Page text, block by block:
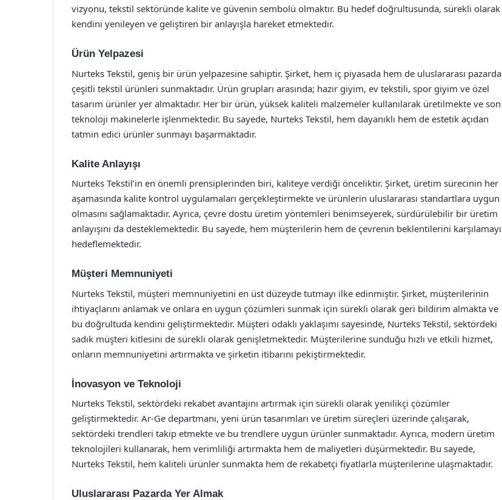
vizyonu, tekstil sektöründe kalite ve güvenin sembolü olmaktır. Bu hedef doğrultusunda, sürekli olarak
kendini yenileyen ve geliştiren bir anlayışla hareket etmektedir.
Ürün Yelpazesi
Nurteks Tekstil, geniş bir ürün yelpazesine sahiptir. Şirket, hem iç piyasada hem de uluslararası pazarda
çeşitli tekstil ürünleri sunmaktadır. Ürün grupları arasında; hazır giyim, ev tekstili, spor giyim ve özel
tasarım ürünler yer almaktadır. Her bir ürün, yüksek kaliteli malzemeler kullanılarak üretilmekte ve son
teknoloji makinelerle işlenmektedir. Bu sayede, Nurteks Tekstil, hem dayanıklı hem de estetik açıdan
tatmin edici ürünler sunmayı başarmaktadır.
Kalite Anlayışı
Nurteks Tekstil’in en önemli prensiplerinden biri, kaliteye verdiği önceliktir. Şirket, üretim sürecinin her
aşamasında kalite kontrol uygulamaları gerçekleştirmekte ve ürünlerin uluslararası standartlara uygun
olmasını sağlamaktadır. Ayrıca, çevre dostu üretim yöntemleri benimseyerek, sürdürülebilir bir üretim
anlayışını da desteklemektedir. Bu sayede, hem müşterilerin hem de çevrenin beklentilerini karşılamayı
hedeflemektedir.
Müşteri Memnuniyeti
Nurteks Tekstil, müşteri memnuniyetini en üst düzeyde tutmayı ilke edinmiştir. Şirket, müşterilerinin
ihtiyaçlarını anlamak ve onlara en uygun çözümleri sunmak için sürekli olarak geri bildirim almakta ve
bu doğrultuda kendini geliştirmektedir. Müşteri odaklı yaklaşımı sayesinde, Nurteks Tekstil, sektördeki
sadık müşteri kitlesini de sürekli olarak genişletmektedir. Müşterilerine sunduğu hızlı ve etkili hizmet,
onların memnuniyetini artırmakta ve şirketin itibarını pekiştirmektedir.
İnovasyon ve Teknoloji
Nurteks Tekstil, sektördeki rekabet avantajını artırmak için sürekli olarak yenilikçi çözümler
geliştirmektedir. Ar-Ge departmanı, yeni ürün tasarımları ve üretim süreçleri üzerinde çalışarak,
sektördeki trendleri takip etmekte ve bu trendlere uygun ürünler sunmaktadır. Ayrıca, modern üretim
teknolojileri kullanarak, hem verimliliği artırmakta hem de maliyetleri düşürmektedir. Bu sayede,
Nurteks Tekstil, hem kaliteli ürünler sunmakta hem de rekabetçi fiyatlarla müşterilerine ulaşmaktadır.
Uluslararası Pazarda Yer Almak